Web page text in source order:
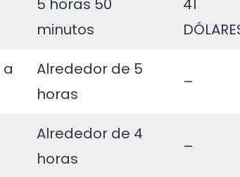
5 horas 50
minutos
41
Alrededor de 5
horas
–
Alrededor de 4
horas
–